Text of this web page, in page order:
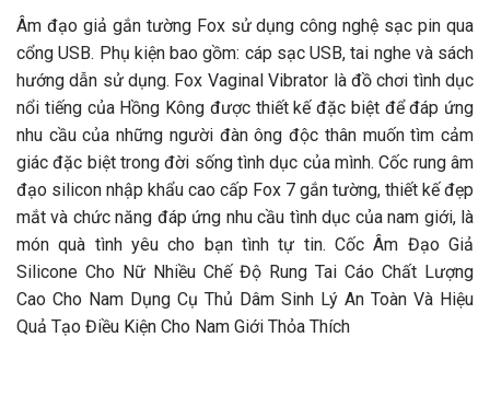
Âm đạo giả gắn tường Fox sử dụng công nghệ sạc pin qua
cổng USB. Phụ kiện bao gồm: cáp sạc USB, tai nghe và sách
hướng dẫn sử dụng. Fox Vaginal Vibrator là đồ chơi tình dục
nổi tiếng của Hồng Kông được thiết kế đặc biệt để đáp ứng
nhu cầu của những người đàn ông độc thân muốn tìm cảm
giác đặc biệt trong đời sống tình dục của mình. Cốc rung âm
đạo silicon nhập khẩu cao cấp Fox 7 gắn tường, thiết kế đẹp
mắt và chức năng đáp ứng nhu cầu tình dục của nam giới, là
món quà tình yêu cho bạn tình tự tin. Cốc Âm Đạo Giả
Silicone Cho Nữ Nhiều Chế Độ Rung Tai Cáo Chất Lượng
Cao Cho Nam Dụng Cụ Thủ Dâm Sinh Lý An Toàn Và Hiệu
Quả Tạo Điều Kiện Cho Nam Giới Thỏa Thích